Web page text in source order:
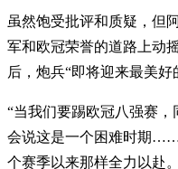
虽然饱受批评和质疑，但
军和欧冠荣誉的道路上动
后，炮兵“即将迎来最美好
“当我们要踢欧冠八强赛
会说这是一个困难时期
个赛季以来那样全力以赴